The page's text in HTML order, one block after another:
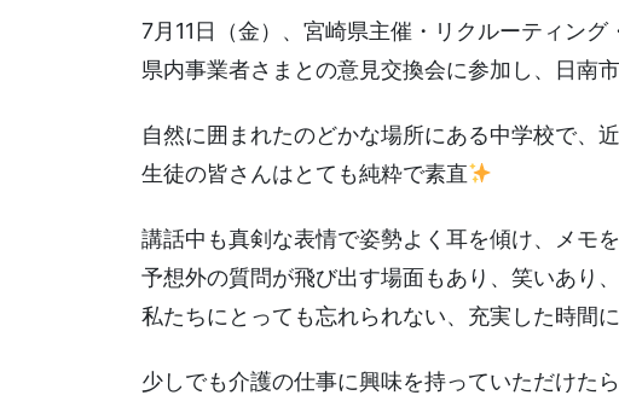
7月11日（金）、宮崎県主催・リクルーティン
県内事業者さまとの意見交換会に参加し、日南
自然に囲まれたのどかな場所にある中学校で、
生徒の皆さんはとても純粋で素直
講話中も真剣な表情で姿勢よく耳を傾け、メモ
予想外の質問が飛び出す場面もあり、笑いあり
私たちにとっても忘れられない、充実した時間に
少しでも介護の仕事に興味を持っていただけた